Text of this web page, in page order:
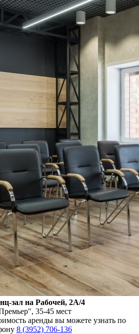
зал на Рабочей, 2А/4
35-45 мест
аренды вы можете узнать по
8 (3952) 706-136